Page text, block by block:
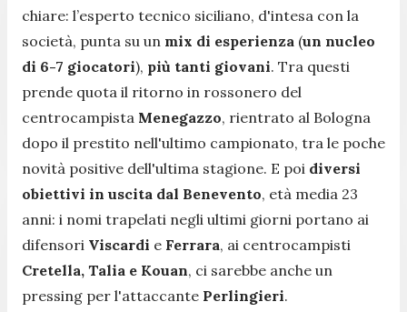
chiare: l’esperto tecnico siciliano, d'intesa con la
società, punta su un mix di esperienza (un nucleo
di 6-7 giocatori), più tanti giovani. Tra questi
prende quota il ritorno in rossonero del
centrocampista Menegazzo, rientrato al Bologna
dopo il prestito nell'ultimo campionato, tra le poche
novità positive dell'ultima stagione. E poi diversi
obiettivi in uscita dal Benevento, età media 23
anni: i nomi trapelati negli ultimi giorni portano ai
difensori Viscardi e Ferrara, ai centrocampisti
Cretella, Talia e Kouan, ci sarebbe anche un
pressing per l'attaccante Perlingieri.